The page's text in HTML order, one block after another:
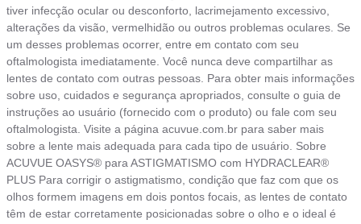
tiver infecção ocular ou desconforto, lacrimejamento excessivo,
alterações da visão, vermelhidão ou outros problemas oculares. Se
um desses problemas ocorrer, entre em contato com seu
oftalmologista imediatamente. Você nunca deve compartilhar as
lentes de contato com outras pessoas. Para obter mais informações
sobre uso, cuidados e segurança apropriados, consulte o guia de
instruções ao usuário (fornecido com o produto) ou fale com seu
oftalmologista. Visite a página acuvue.com.br para saber mais
sobre a lente mais adequada para cada tipo de usuário. Sobre
ACUVUE OASYS® para ASTIGMATISMO com HYDRACLEAR®
PLUS Para corrigir o astigmatismo, condição que faz com que os
olhos formem imagens em dois pontos focais, as lentes de contato
têm de estar corretamente posicionadas sobre o olho e o ideal é